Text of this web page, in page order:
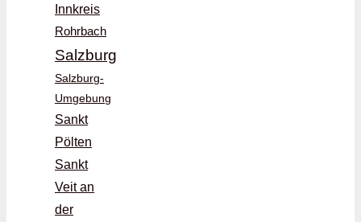
Innkreis
Rohrbach
Salzburg
Salzburg-
Umgebung
Sankt
Pölten
Sankt
Veit an
der